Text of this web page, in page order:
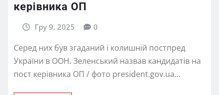
керівника ОП
Гру 9, 2025 0
Серед них був згаданий і колишній постпред
України в ООН. Зеленський назвав кандидатів на
пост керівника ОП / фото president.gov.ua…